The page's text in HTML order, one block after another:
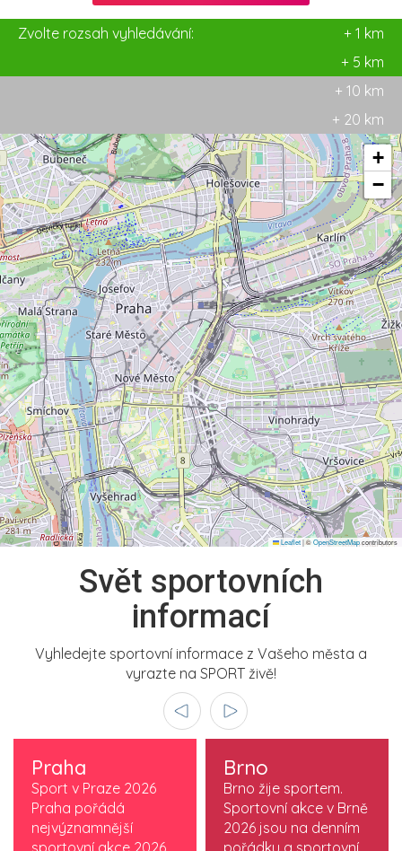
Zvolte rozsah vyhledávání:
+ 1 km
+ 5 km
+ 10 km
+ 20 km
+
−
Leaflet|©OpenStreetMapcontributors
Svět sportovních
informací
Vyhledejte sportovní informace z Vašeho města a
vyrazte na SPORT živě!
Praha
Sport v Praze 2026
Praha pořádá
nejvýznamnější
sportovní akce 2026,
Brno
Brno žije sportem.
Sportovní akce v Brně
2026 jsou na denním
pořádku a sportovní